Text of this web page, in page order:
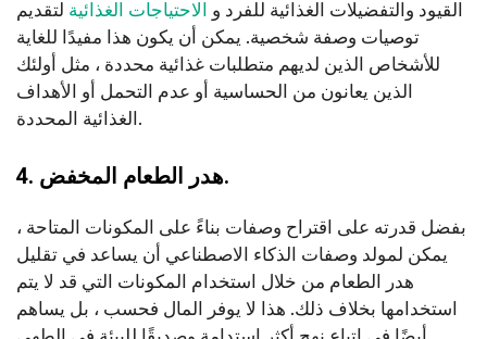
القيود والتفضيلات الغذائية للفرد و
الاحتياجات الغذائية لتقديم
توصيات وصفة شخصية. يمكن أن يكون هذا مفيدًا للغاية
للأشخاص الذين لديهم متطلبات غذائية محددة ، مثل أولئك
الذين يعانون من الحساسية أو عدم التحمل أو الأهداف
الغذائية المحددة.
4. هدر الطعام المخفض.
بفضل قدرته على اقتراح وصفات بناءً على المكونات المتاحة ،
يمكن لمولد وصفات الذكاء الاصطناعي أن يساعد في تقليل
هدر الطعام من خلال استخدام المكونات التي قد لا يتم
استخدامها بخلاف ذلك. هذا لا يوفر المال فحسب ، بل يساهم